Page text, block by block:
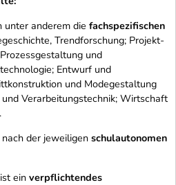
anderem die fachspezifischen
Trendforschung; Projekt-
und
Entwurf und
und Modegestaltung
Verarbeitungstechnik; Wirtschaft
der jeweiligen schulautonomen
ein verpflichtendes